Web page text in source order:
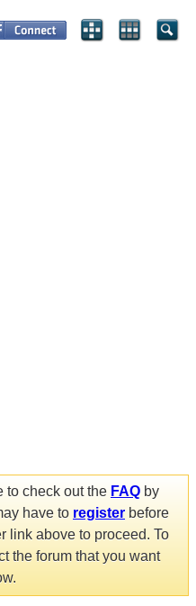
to check out the FAQ by
have to register before
link above to proceed. To
the forum that you want